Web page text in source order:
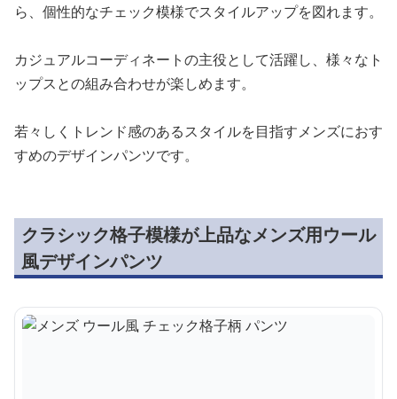
ら、個性的なチェック模様でスタイルアップを図れます。
カジュアルコーディネートの主役として活躍し、様々なト
ップスとの組み合わせが楽しめます。
若々しくトレンド感のあるスタイルを目指すメンズにおす
すめのデザインパンツです。
クラシック格子模様が上品なメンズ用ウール
風デザインパンツ